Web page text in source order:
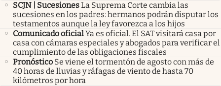
SCJN | SucesionesLa Suprema Corte cambia las
sucesiones en los padres: hermanos podrán disputar los
testamentos aunque la ley favorezca a los hijos
Comunicado oficialYa es oficial. El SAT visitará casa por
casa con cámaras especiales y abogados para verificar el
cumplimiento de las obligaciones fiscales
Pronóstico Se viene el tormentón de agosto con más de
40 horas de lluvias y ráfagas de viento de hasta 70
kilómetros por hora